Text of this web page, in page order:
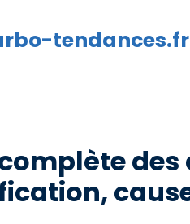
tendances.fr
des